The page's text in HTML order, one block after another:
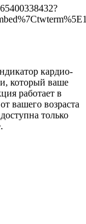
кардио-
который ваше
работает в
вашего возраста
только